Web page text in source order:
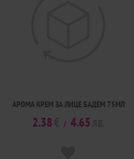
АРОМА КРЕМ ЗА ЛИЦЕ БАДЕМ 75МЛ
2.38 / 4.65